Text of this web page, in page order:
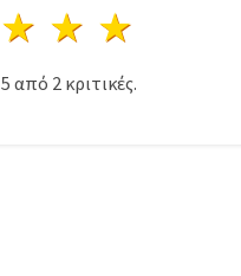
4 Αστέρια
3 Αστέρια
2 Αστέρια
5 από 2 κριτικές.